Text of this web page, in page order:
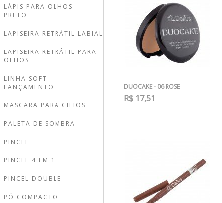
LÁPIS PARA OLHOS -
PRETO
LAPISEIRA RETRÁTIL LABIAL
LAPISEIRA RETRÁTIL PARA
OLHOS
LINHA SOFT -
LANÇAMENTO
MÁSCARA PARA CÍLIOS
PALETA DE SOMBRA
PINCEL
PINCEL 4 EM 1
PINCEL DOUBLE
PÓ COMPACTO
DUOCAKE - 06 ROSE
R$ 17,51